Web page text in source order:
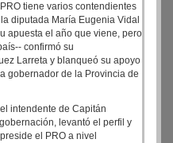
tiene varios contendientes
diputada María Eugenia Vidal
apuesta el año que viene, pero
confirmó su
Larreta y blanqueó su apoyo
gobernador de la Provincia de
intendente de Capitán
levantó el perfil y
el PRO a nivel